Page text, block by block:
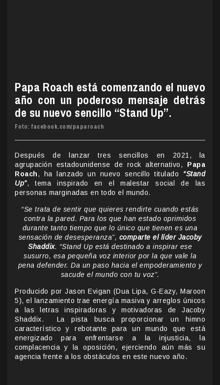
Papa Roach está comenzando el nuevo
año con un poderoso mensaje detrás
de su nuevo sencillo “Stand Up”.
Foto: facebook.com/paparoach
Después de lanzar tres sencillos en 2021, la
agrupación estadounidense de rock alternativo, Papa
Roach, ha lanzado un nuevo sencillo titulado “Stand
Up”, tema inspirado en el malestar social de las
personas marginadas en todo el mundo.
“Se trata de sentir que quieres rendirte cuando estás
contra la pared. Para los que han estado oprimidos
durante tanto tiempo que lo único que tienen es una
sensación de desesperanza”, comparte el líder Jacoby
Shaddix. “Stand Up está destinado a inspirar ese
susurro, esa pequeña voz interior por la que vale la
pena defender. Da un paso hacia el empoderamiento y
sacude el mundo con tu voz”.
Producido por Jason Evigan (Dua Lipa, G-Eazy, Maroon
5), el lanzamiento trae energía masiva y arreglos únicos
a las letras inspiradoras y motivadoras de Jacoby
Shaddix. La pista busca proporcionar un himno
característico y rebotante para un mundo que está
energizado para enfrentarse a la injusticia, la
complacencia y la oposición, ejerciendo aún más su
agencia frente a los obstáculos en este nuevo año.